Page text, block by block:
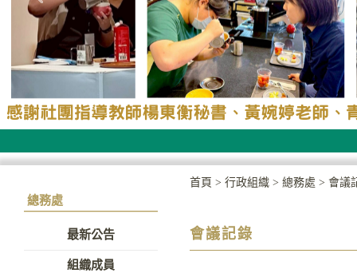
總務處
最新公告
組織成員
首頁 > 行政組織 > 總務處 > 會議
會議記錄